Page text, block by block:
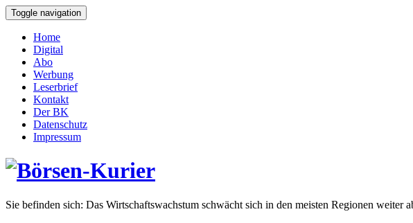
Toggle navigation
Home
Digital
Abo
Werbung
Leserbrief
Kontakt
Der BK
Datenschutz
Impressum
Sie befinden sich: Das Wirtschaftswachstum schwächt sich in den meisten Regionen weiter